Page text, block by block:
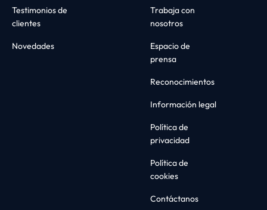
Testimonios de
clientes
Novedades
Trabaja con
nosotros
Espacio de
prensa
Reconocimientos
Información legal
Política de
privacidad
Política de
cookies
Contáctanos